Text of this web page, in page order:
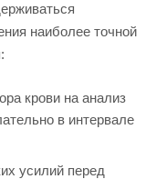
наиболее точной
крови на анализ
в интервале
усилий перед